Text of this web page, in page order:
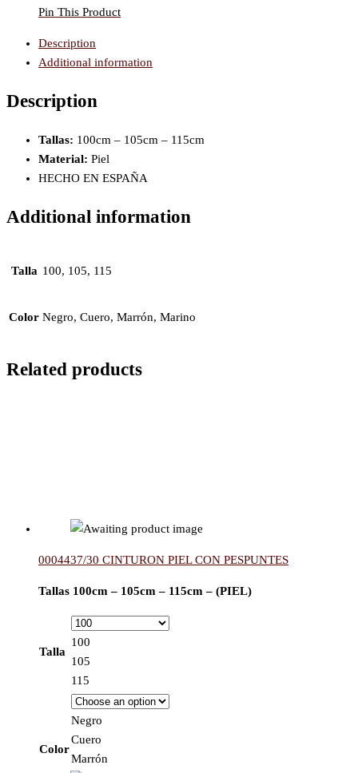
Pin This Product
Description
Additional information
Description
Tallas: 100cm – 105cm – 115cm
Material: Piel
HECHO EN ESPAÑA
Additional information
Talla 100, 105, 115
Color Negro, Cuero, Marrón, Marino
Related products
0004437/30 CINTURON PIEL CON PESPUNTES
Tallas 100cm – 105cm – 115cm – (PIEL)
Talla
100
105
115
Color
Negro
Cuero
Marrón